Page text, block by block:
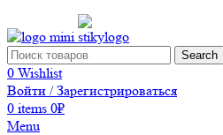
Search
0 Wishlist
Войти / Зарегистрироваться
0 items 0₽
Menu